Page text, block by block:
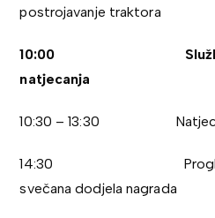
postrojavanje traktora
10:00 Službeno
natjecanja
10:30 – 13:30
14:30 Proglašenje
svečana dodjela nagrada